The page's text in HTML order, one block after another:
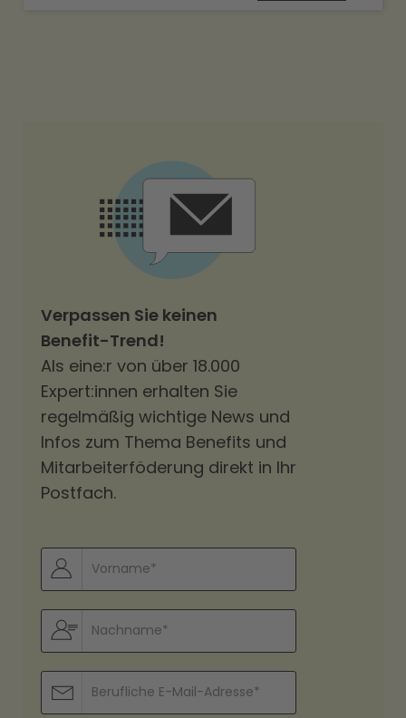
Verpassen Sie keinen
Benefit-Trend!
Als eine:r von über 18.000
Expert:innen erhalten Sie
regelmäßig wichtige News und
Infos zum Thema Benefits und
Mitarbeiterföderung direkt in Ihr
Postfach.